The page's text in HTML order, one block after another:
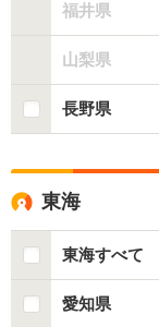
福井県
山梨県
長野県
東海
東海すべて
愛知県